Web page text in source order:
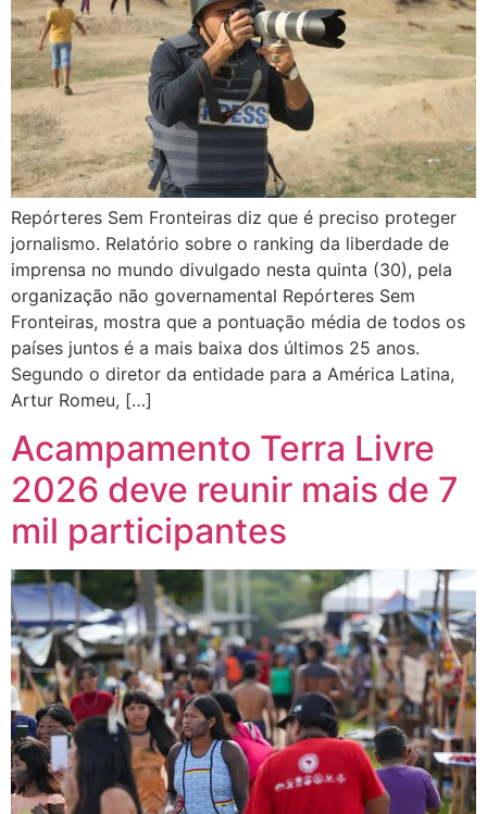
Repórteres Sem Fronteiras diz que é preciso proteger
jornalismo. Relatório sobre o ranking da liberdade de
imprensa no mundo divulgado nesta quinta (30), pela
organização não governamental Repórteres Sem
Fronteiras, mostra que a pontuação média de todos os
países juntos é a mais baixa dos últimos 25 anos.
Segundo o diretor da entidade para a América Latina,
Artur Romeu, […]
Acampamento Terra Livre
2026 deve reunir mais de 7
mil participantes